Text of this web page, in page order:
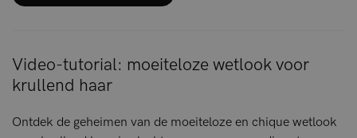
Video-tutorial: moeiteloze wetlook voor
krullend haar
Ontdek de geheimen van de moeiteloze en chique wetlook